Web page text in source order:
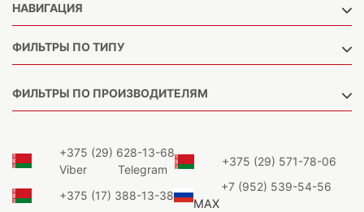
НАВИГАЦИЯ
ФИЛЬТРЫ ПО ТИПУ
ФИЛЬТРЫ ПО ПРОИЗВОДИТЕЛЯМ
+375 (29) 628-13-68
Viber
Telegram
+375 (29) 571-78-06
+375 (17) 388-13-38
+7 (952) 539-54-56
MAX